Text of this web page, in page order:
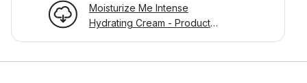
Moisturize Me Intense
Hydrating Cream - Product